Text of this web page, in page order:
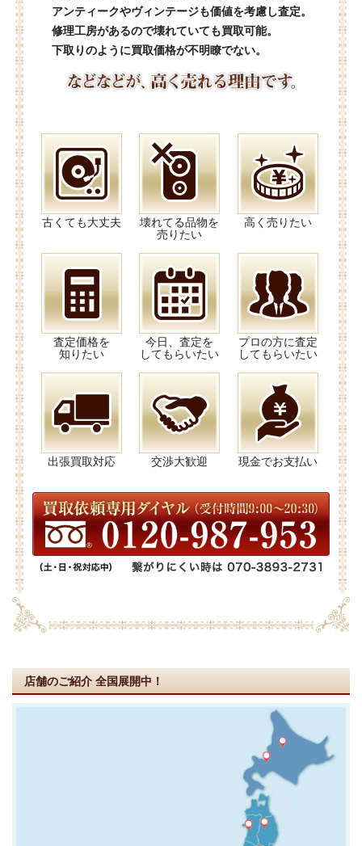
アンティークやヴィンテージも価値を考慮し査定。
修理工房があるので壊れていても買取可能。
下取りのように買取価格が不明瞭でない。
古くても大丈夫
壊れてる品物を
売りたい
高く売りたい
査定価格を
知りたい
今日、査定を
してもらいたい
プロの方に査定
してもらいたい
出張買取対応 交渉大歓迎 現金でお支払い
店舗のご紹介 全国展開中！